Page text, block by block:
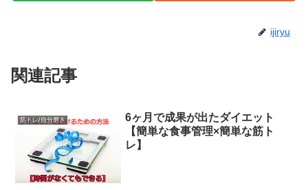
ijiryu
関連記事
筋トレ/自分磨き
6ヶ月で成果が出たダイエット
【簡単な食事管理×簡単な筋ト
レ】